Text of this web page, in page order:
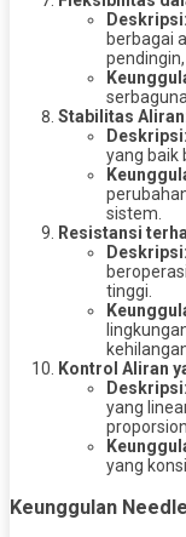
Deskripsi:
berbagai
Stabilitas
Deskripsi:
yang baik
sistem.
Resistansi
Deskripsi:
tinggi.
Kontrol Aliran
Deskripsi:
yang
yang
Keunggulan